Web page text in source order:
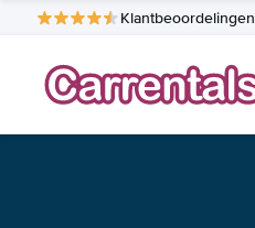
Klantbeoordelingen